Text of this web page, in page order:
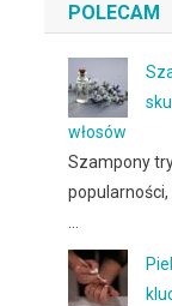
POLECAM
włosów
Szampony